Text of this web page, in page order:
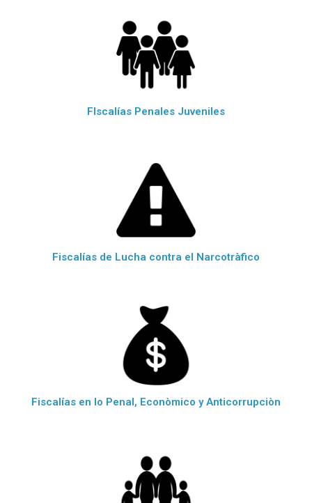
FIscalías Penales Juveniles
Fiscalías de Lucha contra el Narcotràfico
Fiscalías en lo Penal, Econòmico y Anticorrupciòn